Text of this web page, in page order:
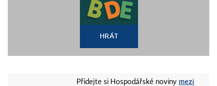
HRÁT
Přidejte si Hospodářské noviny mezi